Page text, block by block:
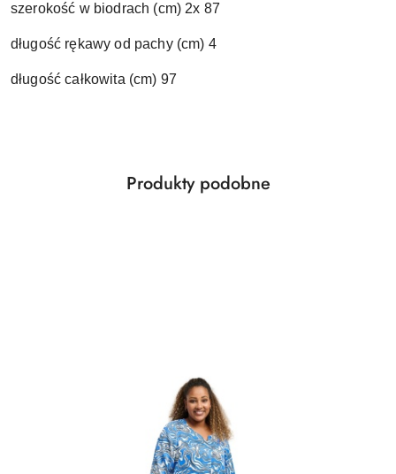
szerokość w biodrach (cm) 2x 87
długość rękawy od pachy (cm) 4
długość całkowita (cm) 97
Pomiń karuzelę produktów
Produkty
Produkty podobne